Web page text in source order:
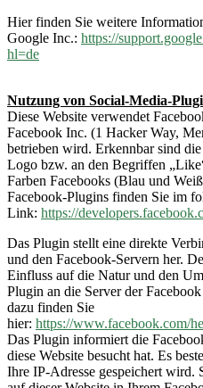
Hier finden Sie weitere
Google Inc.: https://
hl=de
Nutzung von Social-Media-
Diese Website verwendet
Facebook Inc. (1 Hacker Way,
betrieben wird. Erkennbar sind
Logo bzw. an den Begriffen
Farben Facebooks (Blau und
Facebook-Plugins finden Sie im
Link: https://
Das Plugin stellt eine direkte
und den Facebook-Servern her.
Einfluss auf die Natur und den
Plugin an die Server der
dazu finden Sie
hier: https://www.facebook.com/
Das Plugin informiert die
diese Website besucht hat. Es
Ihre IP-Adresse gespeichert wird.